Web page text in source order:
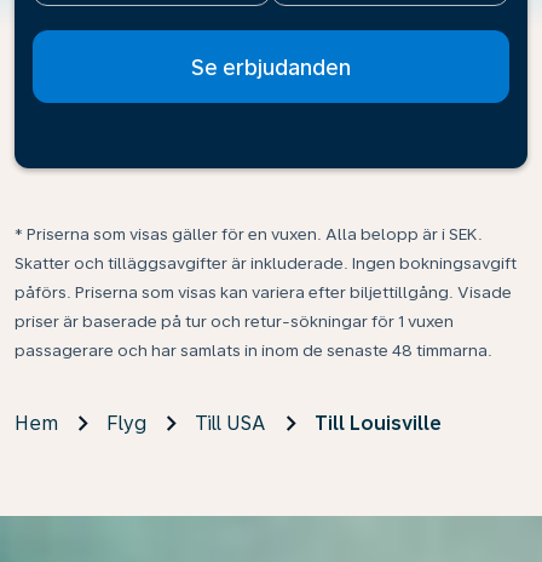
Se erbjudanden
* Priserna som visas gäller för en vuxen. Alla belopp är i SEK.
Skatter och tilläggsavgifter är inkluderade. Ingen bokningsavgift
påförs. Priserna som visas kan variera efter biljettillgång. Visade
priser är baserade på tur och retur-sökningar för 1 vuxen
passagerare och har samlats in inom de senaste 48 timmarna.
Hem Flyg Till USA Till Louisville